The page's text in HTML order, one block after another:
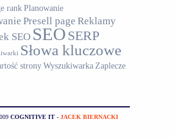
rankPlanowanie
Presell page Reklamy
SEO SEO SERP
Słowa kluczowe
stronyWyszukiwarka Zaplecze
COGNITIVE IT - JACEK BIERNACKI